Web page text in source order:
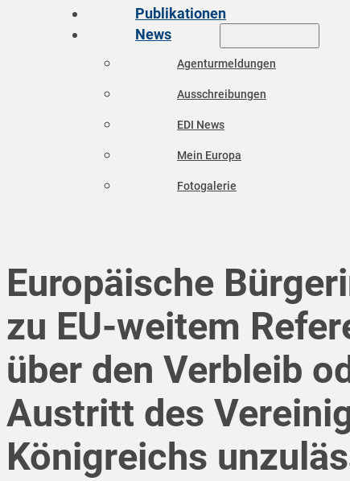
Publikationen
News
Agenturmeldungen
Ausschreibungen
EDI News
Mein Europa
Fotogalerie
Europäische
zu EU-weitem
über den Verbleib
Austritt des
Königreichs